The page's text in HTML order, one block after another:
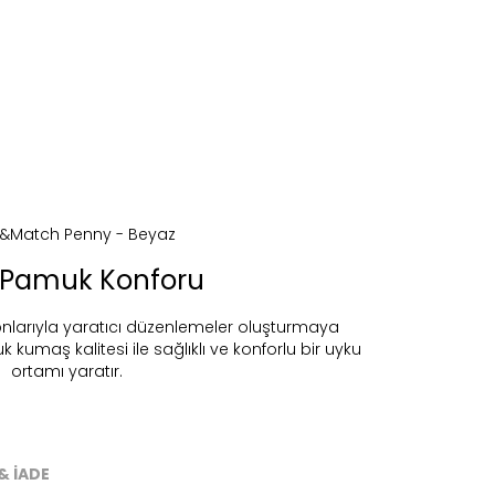
Pamuk Konforu
yaratıcı düzenlemeler oluşturmaya
kumaş kalitesi ile sağlıklı ve konforlu bir uyku
ortamı yaratır.
İADE